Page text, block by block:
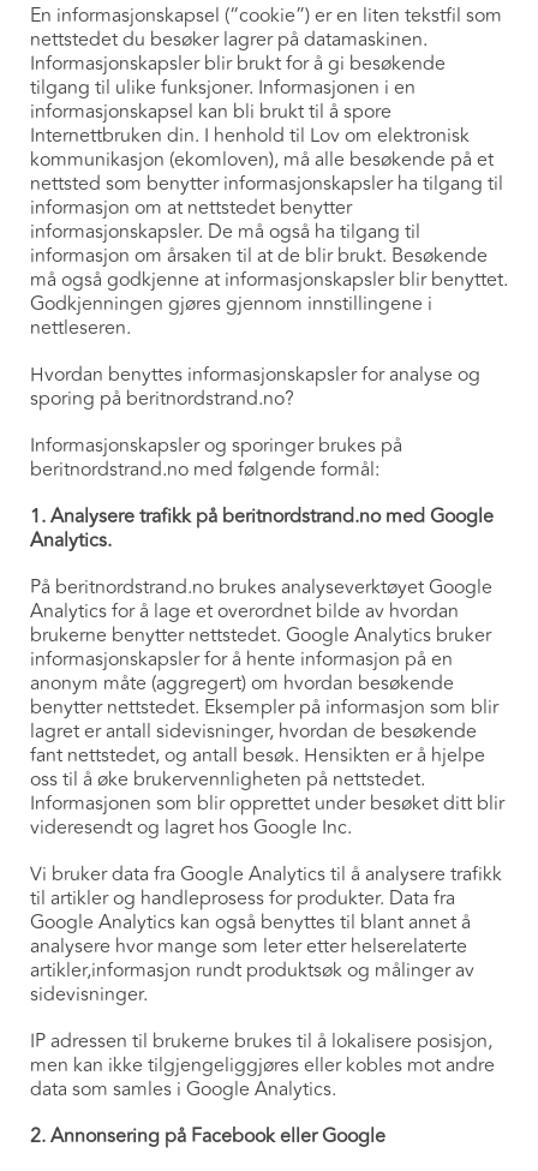
En informasjonskapsel (“cookie”) er en liten tekstfil som
nettstedet du besøker lagrer på datamaskinen.
Informasjonskapsler blir brukt for å gi besøkende
tilgang til ulike funksjoner. Informasjonen i en
informasjonskapsel kan bli brukt til å spore
Internettbruken din. I henhold til Lov om elektronisk
kommunikasjon (ekomloven), må alle besøkende på et
nettsted som benytter informasjonskapsler ha tilgang til
informasjon om at nettstedet benytter
informasjonskapsler. De må også ha tilgang til
informasjon om årsaken til at de blir brukt. Besøkende
må også godkjenne at informasjonskapsler blir benyttet.
Godkjenningen gjøres gjennom innstillingene i
nettleseren.
Hvordan benyttes informasjonskapsler for analyse og
sporing på beritnordstrand.no?
Informasjonskapsler og sporinger brukes på
beritnordstrand.no med følgende formål:
1. Analysere trafikk på beritnordstrand.no med Google
Analytics.
På beritnordstrand.no brukes analyseverktøyet Google
Analytics for å lage et overordnet bilde av hvordan
brukerne benytter nettstedet. Google Analytics bruker
informasjonskapsler for å hente informasjon på en
anonym måte (aggregert) om hvordan besøkende
benytter nettstedet. Eksempler på informasjon som blir
lagret er antall sidevisninger, hvordan de besøkende
fant nettstedet, og antall besøk. Hensikten er å hjelpe
oss til å øke brukervennligheten på nettstedet.
Informasjonen som blir opprettet under besøket ditt blir
videresendt og lagret hos Google Inc.
Vi bruker data fra Google Analytics til å analysere trafikk
til artikler og handleprosess for produkter. Data fra
Google Analytics kan også benyttes til blant annet å
analysere hvor mange som leter etter helserelaterte
artikler,informasjon rundt produktsøk og målinger av
sidevisninger.
IP adressen til brukerne brukes til å lokalisere posisjon,
men kan ikke tilgjengeliggjøres eller kobles mot andre
data som samles i Google Analytics.
2. Annonsering på Facebook eller Google